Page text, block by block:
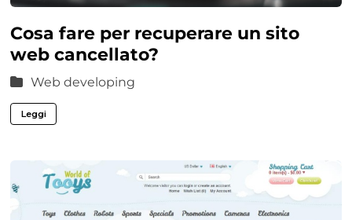
Cosa fare per recuperare un sito
web cancellato?
Web developing
Leggi